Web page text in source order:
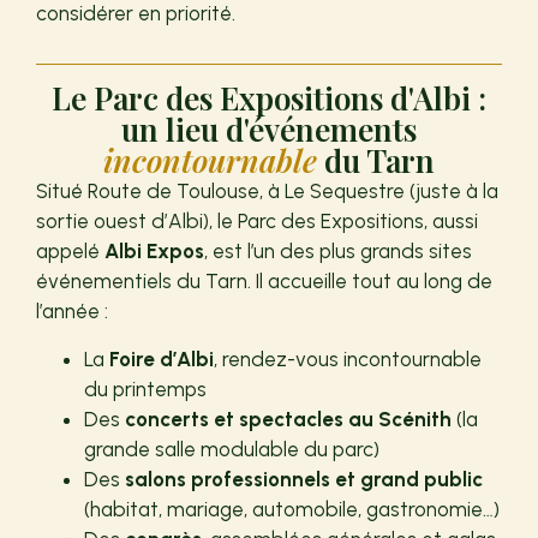
considérer en priorité.
Le Parc des Expositions d'Albi :
un lieu d'événements
incontournable du Tarn
Situé Route de Toulouse, à Le Sequestre (juste à la
sortie ouest d’Albi), le Parc des Expositions, aussi
appelé Albi Expos, est l’un des plus grands sites
événementiels du Tarn. Il accueille tout au long de
l’année :
La Foire d’Albi, rendez-vous incontournable
du printemps
Des concerts et spectacles au Scénith (la
grande salle modulable du parc)
Des salons professionnels et grand public
(habitat, mariage, automobile, gastronomie…)